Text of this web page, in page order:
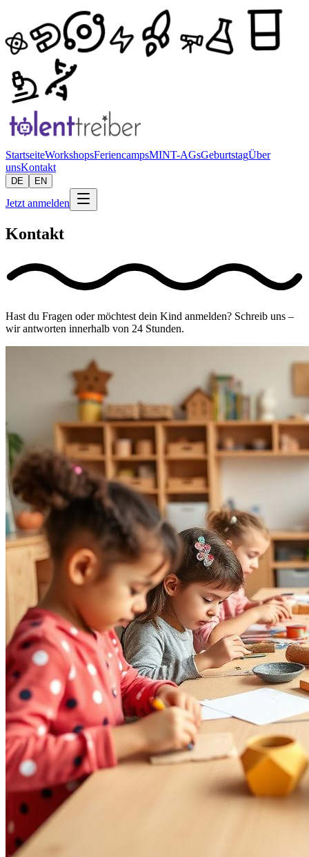
StartseiteWorkshopsFeriencampsMINT-AGsGeburtstagÜber
unsKontakt
DE EN
Jetzt anmelden
Kontakt
Hast du Fragen oder möchtest dein Kind anmelden? Schreib uns –
wir antworten innerhalb von 24 Stunden.